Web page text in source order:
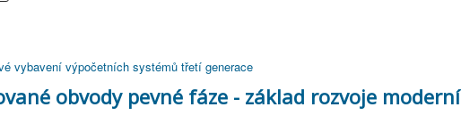
vybavení výpočetních systémů třetí generace
obvody pevné fáze - základ rozvoje moderní